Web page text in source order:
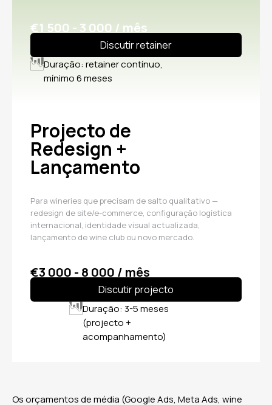
€1 500 - 3 000 / mês
Discutir retainer
Duração: retainer contínuo,
mínimo 6 meses
Projecto de
Redesign +
Lançamento
Para wineries que precisam de salto qualitativo —
redesign de site/e-commerce, configuração logística
internacional, identidade visual actualizada,
lançamento de wine club ou novo mercado.
€3 000 - 8 000 / mês
Discutir projecto
Duração: 3-5 meses
(projecto +
acompanhamento)
Os orçamentos de média (Google Ads, Meta Ads, wine